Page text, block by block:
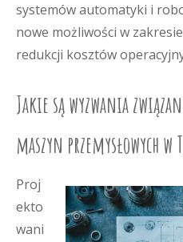
systemów automatyki i
nowe możliwości w
redukcji kosztów
Jakie są wyzwania
maszyn przemysłowych
Proj
ekto
wani